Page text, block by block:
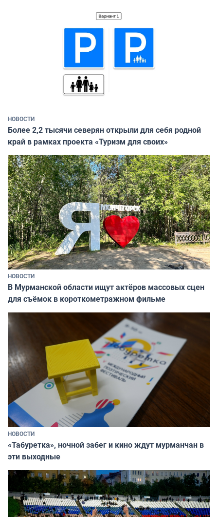
НОВОСТИ
Более 2,2 тысячи северян открыли для себя родной
край в рамках проекта «Туризм для своих»
НОВОСТИ
В Мурманской области ищут актёров массовых сцен
для съёмок в короткометражном фильме
НОВОСТИ
«Табуретка», ночной забег и кино ждут мурманчан в
эти выходные